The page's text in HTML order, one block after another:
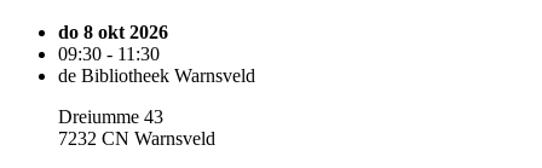
do 8 okt 2026
09:30 - 11:30
de Bibliotheek Warnsveld
Dreiumme 43
7232 CN Warnsveld